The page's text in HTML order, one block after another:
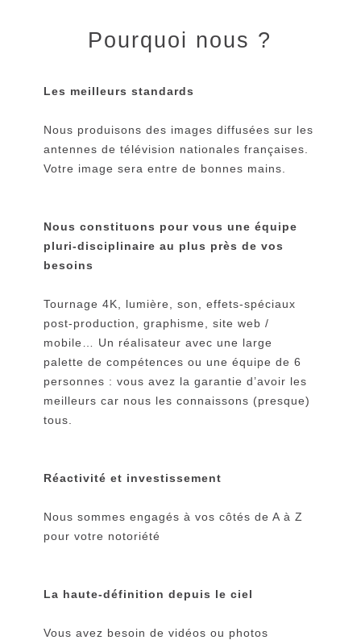
Pourquoi nous ?
Les meilleurs standards
Nous produisons des images diffusées sur les
antennes de télévision nationales françaises.
Votre image sera entre de bonnes mains.
Nous constituons pour vous une équipe
pluri-disciplinaire au plus près de vos
besoins
Tournage 4K, lumière, son, effets-spéciaux
post-production, graphisme, site web /
mobile… Un réalisateur avec une large
palette de compétences ou une équipe de 6
personnes : vous avez la garantie d’avoir les
meilleurs car nous les connaissons (presque)
tous.
Réactivité et investissement
Nous sommes engagés à vos côtés de A à Z
pour votre notoriété
La haute-définition depuis le ciel
Vous avez besoin de vidéos ou photos